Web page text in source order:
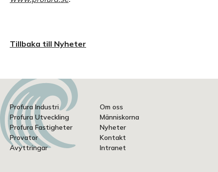
Tillbaka till Nyheter
Profura Industri
Profura Utveckling
Profura Fastigheter
Provator
Avyttringar
Om oss
Människorna
Nyheter
Kontakt
Intranet